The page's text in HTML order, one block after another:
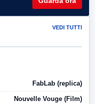
VEDI TUTTI
FabLab (replica)
Nouvelle Vouge (Film)